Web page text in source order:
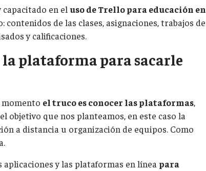
en el uso de Trello para educación en
contenidos de las clases, asignaciones, trabajos de
y calificaciones.
plataforma para sacarle
momento el truco es conocer las plataformas,
objetivo que nos planteamos, en este caso la
a distancia u organización de equipos. Como
y las plataformas en línea para